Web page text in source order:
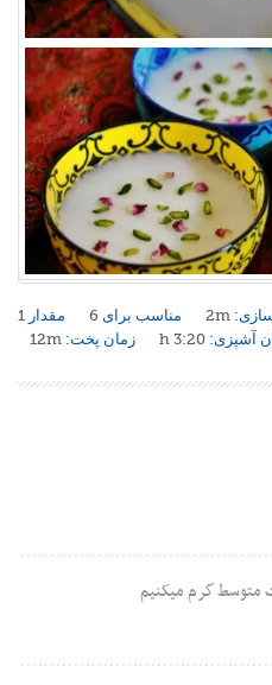
مقدار 1 مناسب برای 6
2m
زمان پخت: 12m آشپزی: 3:20 h
متوسط گرم میکنیم